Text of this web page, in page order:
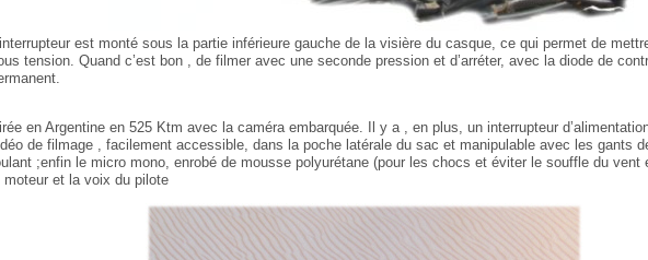
est monté sous la partie inférieure gauche de la visière du casque, ce qui permet de
tension. Quand c’est bon , de filmer avec une seconde pression et d’arréter, avec la diode de
en Argentine en 525 Ktm avec la caméra embarquée. Il y a , en plus, un interrupteur
de filmage , facilement accessible, dans la poche latérale du sac et manipulable avec les gants
;enfin le micro mono, enrobé de mousse polyurétane (pour les chocs et éviter le souffle du vent
moteur et la voix du pilote